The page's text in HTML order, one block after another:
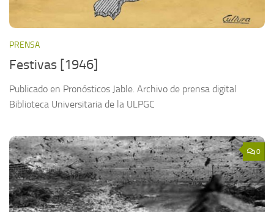
PRENSA
Festivas [1946]
Publicado en Pronósticos Jable. Archivo de prensa digital
Biblioteca Universitaria de la ULPGC
0